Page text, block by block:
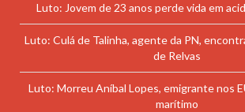
Luto: Jovem de 23 anos perde vida em
Luto: Culá de Talinha, agente da PN,
de Relvas
Luto: Morreu Aníbal Lopes, emigrante nos
marítimo